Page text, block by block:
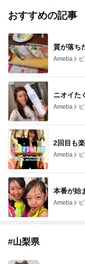
おすすめの記事
質が落ち
Amebaト
ニオイた
Amebaト
2回目も
Amebaト
本番が始
Amebaト
#山梨県